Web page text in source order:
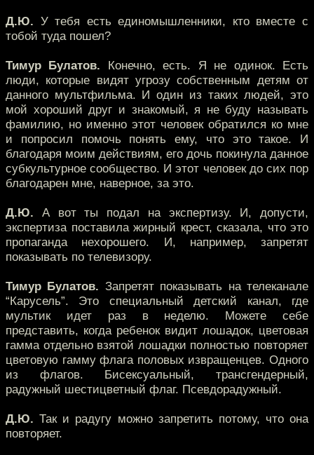
Д.Ю. У тебя есть единомышленники, кто вместе с
тобой туда пошел?
Тимур Булатов. Конечно, есть. Я не одинок. Есть
люди, которые видят угрозу собственным детям от
данного мультфильма. И один из таких людей, это
мой хороший друг и знакомый, я не буду называть
фамилию, но именно этот человек обратился ко мне
и попросил помочь понять ему, что это такое. И
благодаря моим действиям, его дочь покинула данное
субкультурное сообщество. И этот человек до сих пор
благодарен мне, наверное, за это.
Д.Ю. А вот ты подал на экспертизу. И, допусти,
экспертиза поставила жирный крест, сказала, что это
пропаганда нехорошего. И, например, запретят
показывать по телевизору.
Тимур Булатов. Запретят показывать на телеканале
“Карусель”. Это специальный детский канал, где
мультик идет раз в неделю. Можете себе
представить, когда ребенок видит лошадок, цветовая
гамма отдельно взятой лошадки полностью повторяет
цветовую гамму флага половых извращенцев. Одного
из флагов. Бисексуальный, трансгендерный,
радужный шестицветный флаг. Псевдорадужный.
Д.Ю. Так и радугу можно запретить потому, что она
повторяет.